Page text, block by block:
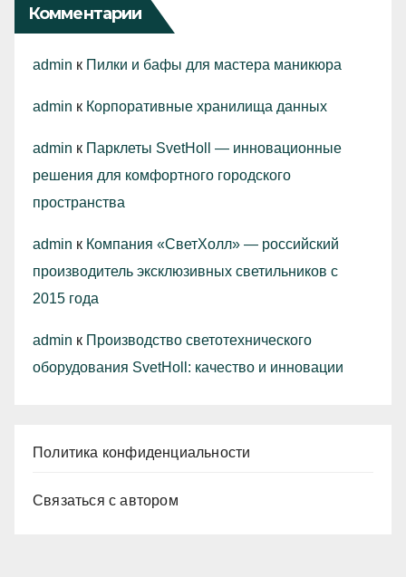
Комментарии
admin к Пилки и бафы для мастера маникюра
admin к Корпоративные хранилища данных
admin к Парклеты SvetHoll — инновационные
решения для комфортного городского
пространства
admin к Компания «СветХолл» — российский
производитель эксклюзивных светильников с
2015 года
admin к Производство светотехнического
оборудования SvetHoll: качество и инновации
Политика конфиденциальности
Связаться с автором